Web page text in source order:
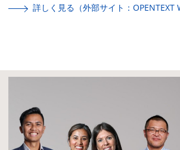
詳しく見る（外部サイト：OPENTEXT